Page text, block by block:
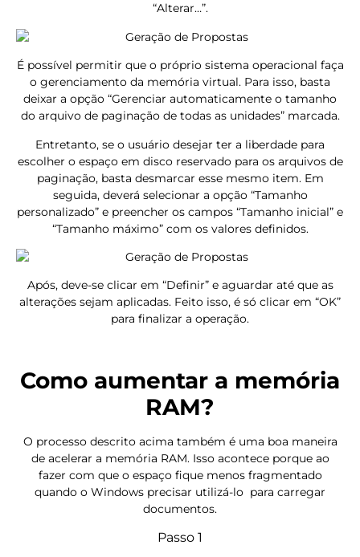
“Alterar…”.
É possível permitir que o próprio sistema operacional faça
o gerenciamento da memória virtual. Para isso, basta
deixar a opção “Gerenciar automaticamente o tamanho
do arquivo de paginação de todas as unidades” marcada.
Entretanto, se o usuário desejar ter a liberdade para
escolher o espaço em disco reservado para os arquivos de
paginação, basta desmarcar esse mesmo item. Em
seguida, deverá selecionar a opção “Tamanho
personalizado” e preencher os campos “Tamanho inicial” e
“Tamanho máximo” com os valores definidos.
Após, deve-se clicar em “Definir” e aguardar até que as
alterações sejam aplicadas. Feito isso, é só clicar em “OK”
para finalizar a operação.
Como aumentar a memória
RAM?
O processo descrito acima também é uma boa maneira
de acelerar a memória RAM. Isso acontece porque ao
fazer com que o espaço fique menos fragmentado
quando o Windows precisar utilizá-lo para carregar
documentos.
Passo 1